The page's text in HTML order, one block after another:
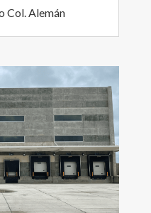
Col. Alemán